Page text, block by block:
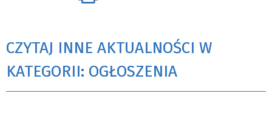
CZYTAJ INNE AKTUALNOŚCI W
KATEGORII: OGŁOSZENIA